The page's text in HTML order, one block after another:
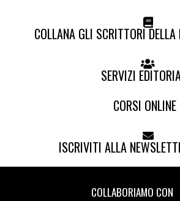
COLLANA GLI SCRITTORI
SERVIZI
CORSI ONLINE
ISCRIVITI ALLA
COLLABORIAMO CON